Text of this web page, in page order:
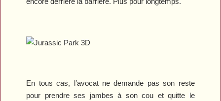
En tous cas, l’avocat ne demande pas son reste
pour prendre ses jambes à son cou et quitte le